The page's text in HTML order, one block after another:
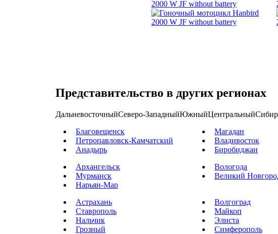
Представительство в других регионах
ДальневосточныйСеверо-ЗападныйЮжныйЦентральный
Благовещенск
Магадан
Петропавловск-Камчатский
Владивосток
Анадырь
Биробиджан
Архангельск
Вологода
Мурманск
Великий
Нарьян-Мар
Астрахань
Волгоград
Ставрополь
Майкоп
Нальчик
Элиста
Грозный
Симферополь